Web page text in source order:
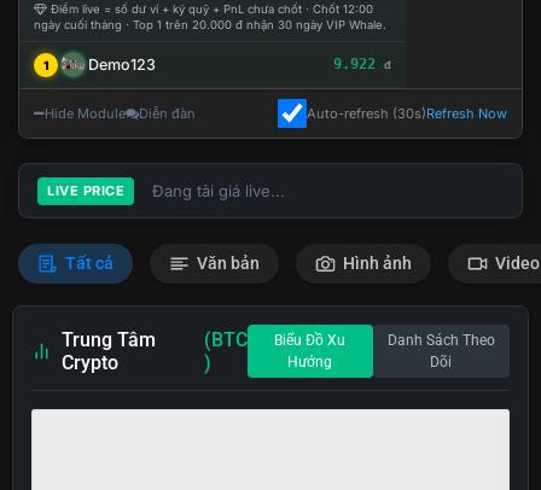
Điểm live = số dư ví + ký quỹ + PnL chưa chốt · Chốt 12:00
ngày cuối tháng · Top 1 trên 20.000 đ nhận 30 ngày VIP Whale.
1 Demo123 9.922 đ
Hide Module Diễn đàn Auto-refresh (30s)Refresh Now
LIVE PRICE Đang tải giá live...
Tất cả Văn bản Hình ảnh Video
Trung Tâm
Crypto
(BTC
)
Biểu Đồ Xu
Hướng
Danh Sách Theo
Dõi